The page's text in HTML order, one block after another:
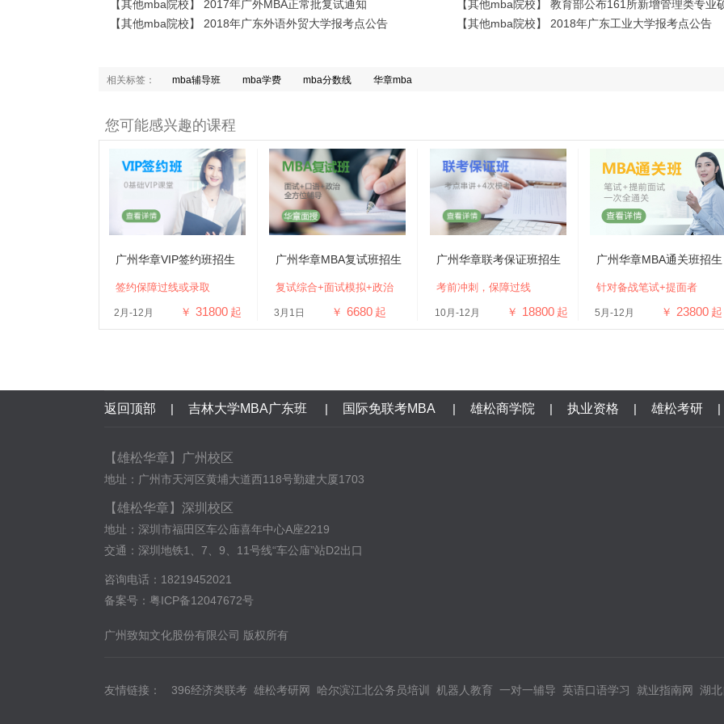
【其他mba院校】 2017年广外MBA正常批复试通知
【其他mba院校】 2018年广东外语外贸大学报考点公告
【其他mba院校】 2018年广东工业大学报考点公告
相关标签： mba辅导班 mba学费 mba分数线 华章mba
您可能感兴趣的课程
广州华章VIP签约班招生
签约保障过线或录取
2月-12月 ￥ 31800 起
广州华章MBA复试班招生
复试综合+面试模拟+政治
3月1日 ￥ 6680 起
广州华章联考保证班招生
考前冲刺，保障过线
10月-12月 ￥ 18800 起
广州华章MBA通关班招生
针对备战笔试+提面者
5月-12月 ￥ 23800 起
返回顶部 | 吉林大学MBA广东班 | 国际免联考MBA | 雄松商学院 | 执业资格 | 雄松考研 |
【雄松华章】广州校区
地址：广州市天河区黄埔大道西118号勤建大厦1703
【雄松华章】深圳校区
地址：深圳市福田区车公庙喜年中心A座2219
交通：深圳地铁1、7、9、11号线“车公庙”站D2出口
咨询电话：18219452021
备案号： 粤ICP备12047672号
广州致知文化股份有限公司 版权所有
友情链接： 396经济类联考 雄松考研网 哈尔滨江北公务员培训 机器人教育 一对一辅导 英语口语学习 就业指南网 湖